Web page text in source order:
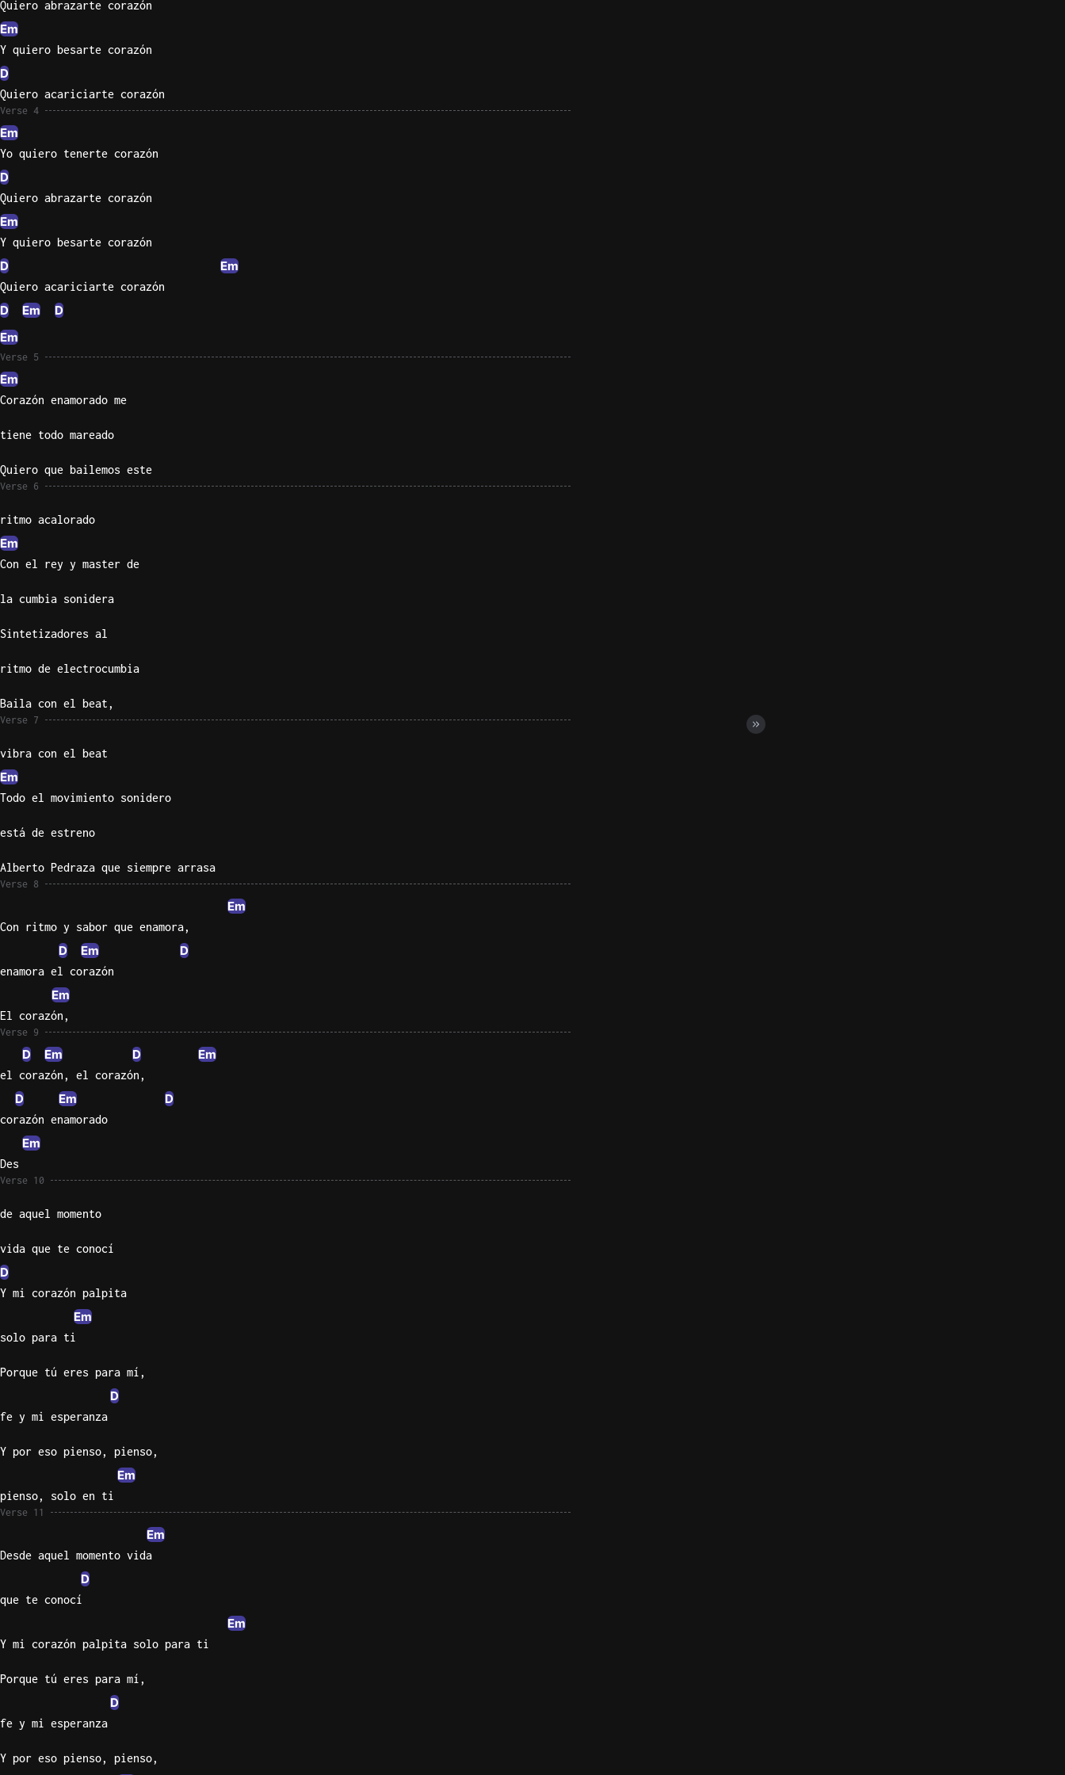
Quiero abrazarte corazón
Em
Y quiero besarte corazón
D
Quiero acariciarte corazón
Verse 4
Em
Yo quiero tenerte corazón
D
Quiero abrazarte corazón
Em
Y quiero besarte corazón
D Em
Quiero acariciarte corazón
D Em
D
Em
Verse 5
Em
Corazón enamorado me
tiene todo mareado
Quiero que bailemos este
Verse 6
ritmo acalorado
Em
Con el rey y master de
la cumbia sonidera
Sintetizadores al
ritmo de electrocumbia
Baila con el beat,
Verse 7
vibra con el beat
Em
Todo el movimiento sonidero
está de estreno
Alberto Pedraza que siempre arrasa
Verse 8
Em
Con ritmo y sabor que enamora,
D Em D
enamora el corazón
Em
El corazón,
Verse 9
D Em D Em
el corazón, el corazón,
D Em D
corazón enamorado
Em
Des
Verse 10
de aquel momento
vida que te conocí
D
Y mi corazón palpita
Em
solo para ti
Porque tú eres para mí,
D
fe y mi esperanza
Y por eso pienso, pienso,
Em
pienso, solo en ti
Verse 11
Em
Desde aquel momento vida
D
que te conocí
Em
Y mi corazón palpita solo para ti
Porque tú eres para mí,
D
fe y mi esperanza
Y por eso pienso, pienso,